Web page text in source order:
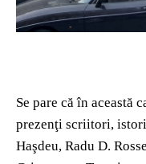
Se pare că în această
prezenţi scriitori,
Haşdeu, Radu D.